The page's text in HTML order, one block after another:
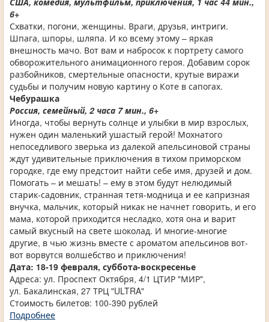
6+
Схватки, погони, женщины. Враги, друзья, интриги.
Шпага, шпоры, шляпа. И ко всему этому – яркая
внешность мачо. Вот вам и набросок к портрету самого
обворожительного анимационного героя. Добавим сорок
разбойников, смертельные опасности, крутые виражи
судьбы и получим новую картину о Коте в сапогах.
Чебурашка
Россия, семейный, 2 часа 7 мин., 6+
Иногда, чтобы вернуть солнце и улыбки в мир взрослых,
нужен один маленький ушастый герой! Мохнатого
непоседливого зверька из далекой апельсиновой страны
ждут удивительные приключения в тихом приморском
городке, где ему предстоит найти себе имя, друзей и дом.
Помогать – и мешать! – ему в этом будут нелюдимый
старик-садовник, странная тетя-модница и ее капризная
внучка, мальчик, который никак не начнет говорить, и его
мама, которой приходится несладко, хотя она и варит
самый вкусный на свете шоколад. И многие-многие
другие, в чью жизнь вместе с ароматом апельсинов вот-
вот ворвутся волшебство и приключения!
Дата: 18-19 февраля, суббота-воскресенье
Адреса: ул. Проспект Октября, 4/1 ЦТИР "МИР",
ул. Бакалинская, 27 ТРЦ "ULTRA"
Стоимость билетов: 100-390 рублей
Подробнее